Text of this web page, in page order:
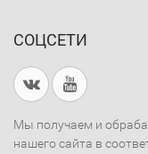
СОЦСЕТИ
Мы получаем и
нашего сайта в